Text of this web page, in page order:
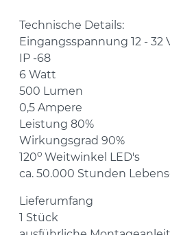
Technische Details:
Eingangsspannung 12 - 32
IP -68
6 Watt
500 Lumen
0,5 Ampere
Leistung 80%
Wirkungsgrad 90%
120o Weitwinkel LED's
ca. 50.000 Stunden
Lieferumfang
1 Stück